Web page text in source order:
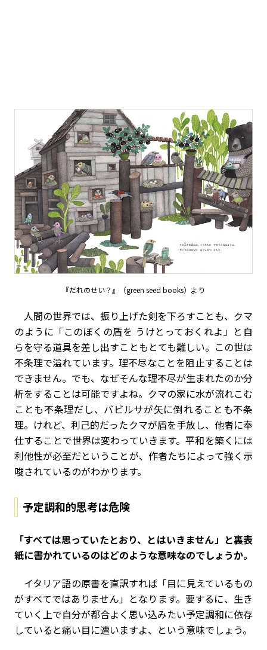
『だれのせい？』（green seed books）より
人間の世界では、振り上げた剣を下ろすことも、クマ
のように「このぼくの盾を うけとっておくれよ」と自
らを守る道具を差し出すこともとても難しい。この世は
不条理で溢れています。理不尽なことを阻止することは
できません。でも、なぜそんな理不尽が生まれたのか分
析をすることは可能ですよね。クマの家に水が流れこむ
ことも不条理だし、バビルサが矢に倒れることも不条
理。けれど、利己的だったクマが盾を手放し、他者に奉
仕することで世界は変わっていきます。平和を築くには
利他性が必至だということが、作者たちによって強く示
唆されているのがわかります。
予定調和的思考は危険
――「すべては思っていたとおり、とはいきません」と裏表
紙に書かれているのはどのような意味なのでしょうか。
イタリア語の原書を直訳すれば「目に見えているもの
がすべてではありません」となります。要するに、生き
ていく上で自分が都合よく思い込みたい予定調和に依存
していると痛い目に遭いますよ、という意味でしょう。